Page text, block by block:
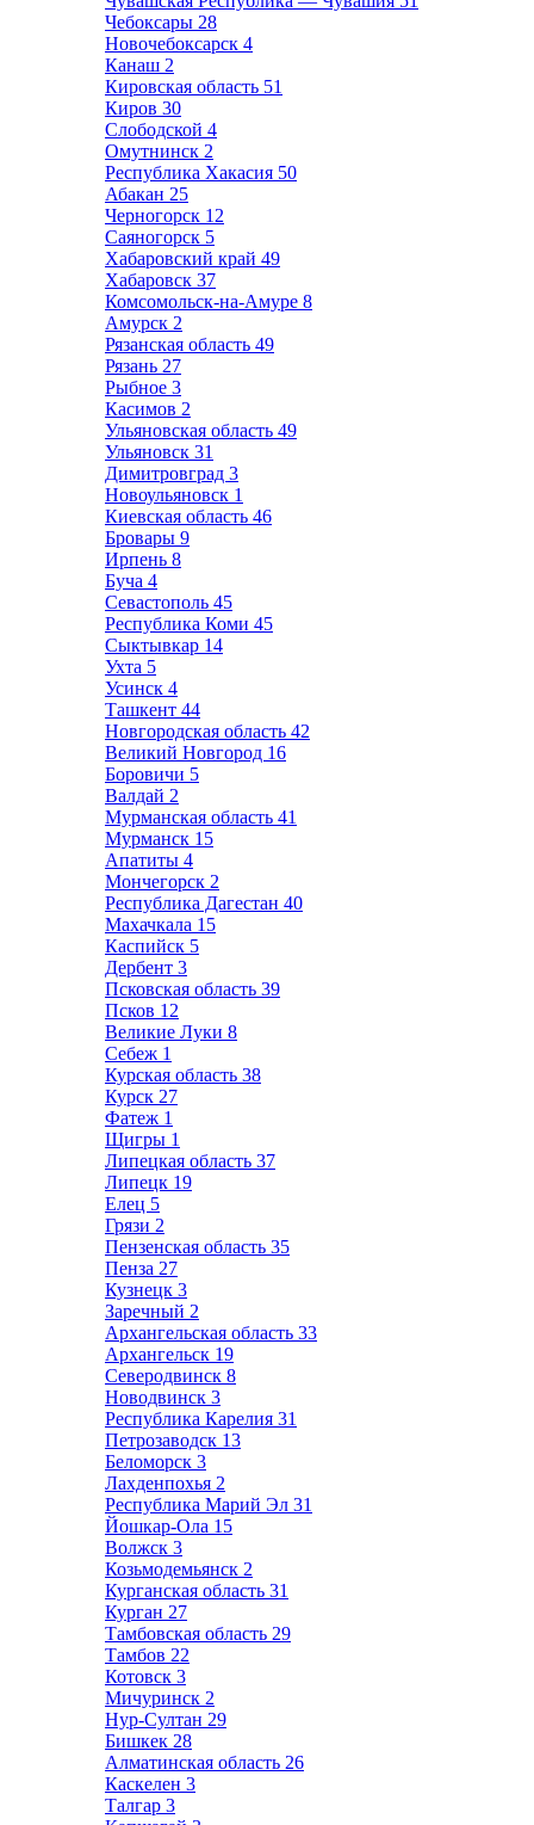
Чебоксары 28
Новочебоксарск 4
Канаш 2
Кировская область 51
Киров 30
Слободской 4
Омутнинск 2
Республика Хакасия 50
Абакан 25
Черногорск 12
Саяногорск 5
Хабаровский край 49
Хабаровск 37
Комсомольск-на-Амуре 8
Амурск 2
Рязанская область 49
Рязань 27
Рыбное 3
Касимов 2
Ульяновская область 49
Ульяновск 31
Димитровград 3
Новоульяновск 1
Киевская область 46
Бровары 9
Ирпень 8
Буча 4
Севастополь 45
Республика Коми 45
Сыктывкар 14
Ухта 5
Усинск 4
Ташкент 44
Новгородская область 42
Великий Новгород 16
Боровичи 5
Валдай 2
Мурманская область 41
Мурманск 15
Апатиты 4
Мончегорск 2
Республика Дагестан 40
Махачкала 15
Каспийск 5
Дербент 3
Псковская область 39
Псков 12
Великие Луки 8
Себеж 1
Курская область 38
Курск 27
Фатеж 1
Щигры 1
Липецкая область 37
Липецк 19
Елец 5
Грязи 2
Пензенская область 35
Пенза 27
Кузнецк 3
Заречный 2
Архангельская область 33
Архангельск 19
Северодвинск 8
Новодвинск 3
Республика Карелия 31
Петрозаводск 13
Беломорск 3
Лахденпохья 2
Республика Марий Эл 31
Йошкар-Ола 15
Волжск 3
Козьмодемьянск 2
Курганская область 31
Курган 27
Тамбовская область 29
Тамбов 22
Котовск 3
Мичуринск 2
Нур-Султан 29
Бишкек 28
Алматинская область 26
Каскелен 3
Талгар 3